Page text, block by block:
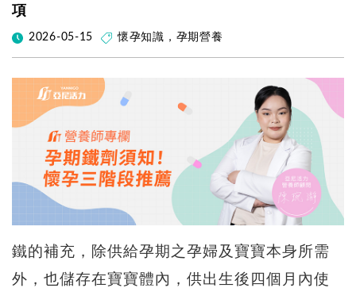
項
2026-05-15 懷孕知識 ， 孕期營養
鐵的補充，除供給孕期之孕婦及寶寶本身所需
外，也儲存在寶寶體內，供出生後四個月內使